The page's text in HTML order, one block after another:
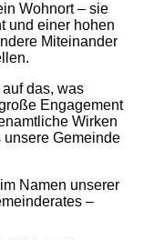
Wohnort – sie
und einer hohen
Miteinander
das, was
Engagement
Wirken
Gemeinde
Namen unserer
–